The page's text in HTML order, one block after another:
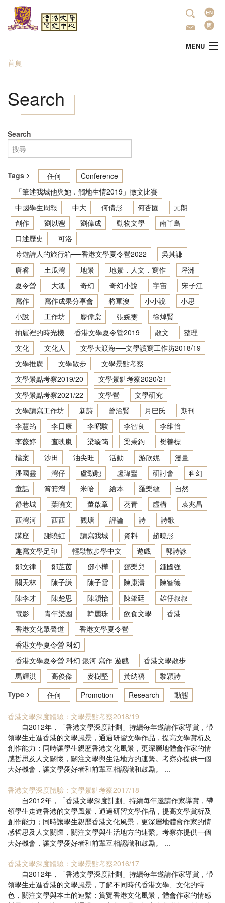
移至主內容
語
言
MENU
中心簡介
學術研究
文學推廣
出版
香港文學資料庫
相關連結
您在這裡
首頁
Search
Search
Tags - 任何 -
Conference
「筆述我城他與她．觸地生情2019」徵文比賽
中國學生周報
中大 何倩彤 何杏園
元朗
創作
劉以鬯 劉偉成 動物文學
南丫島
口述歷史
可洛
吟遊詩人的旅行箱──香港文學夏令營2022
吳其謙
唐睿
土瓜灣 地景 地景．人文．寫作
坪洲
夏令營
大澳 奇幻 奇幻小說 宇宙
宋子江
寫作
寫作成果分享會 將軍澳 小小說
小思
小說
工作坊 廖偉棠 張婉雯
徐焯賢
抽屜裡的時光機──香港文學夏令營2019
散文
整理
文化
文化人
文學大渡海──文學讀寫工作坊2018/19
文學推廣
文學散步
文學景點考察
文學景點考察2019/20
文學景點考察2020/21
文學景點考察2021/22
文學營
文學研究
文學讀寫工作坊
新詩 曾淦賢 月巴氏
期刊
李慧筠
李日康 李昭駿 李智良
李維怡
李薇婷
查映嵐 梁璇筠 梁秉鈞
樊善標
檔案
沙田 油尖旺 活動 游欣妮
漫畫
潘國靈
灣仔 盧勁馳 盧瑋鑾 研討會
科幻
童話
筲箕灣 米哈 繪本 羅樂敏
自然
舒巷城
葉曉文 董啟章 葵青 虛構
袁兆昌
西灣河
西西 觀塘 評論 詩
詩歌
講座
謝曉虹 讀寫我城 資料
趙曉彤
趣寫文學足印
輕鬆散步學中文 遊戲
郭詩詠
鄒文律
鄒芷茵 鄧小樺 鄧樂兒
鍾國強
關天林
陳子謙 陳子雲 陳康濤
陳智德
陳李才
陳楚思 陳穎怡 陳肇廷
雄仔叔叔
電影
青年樂園 韓麗珠 飲食文學
香港
香港文化眾聲道
香港文學夏令營
香港文學夏令營 科幻
香港文學夏令營 科幻 銀河 寫作 遊戲
香港文學散步
馬輝洪
高俊傑 麥樹堅 黃納禧
黎穎詩
Type
- 任何 - Promotion Research 動態
香港文學深度體驗：文學景點考察2018/19
自2012年，「香港文學深度計劃」持續每年邀請作家導賞，帶
領學生走進香港的文學風景，通過研習文學作品，提高文學賞析及
創作能力；同時讓學生親歷香港文化風景，更深層地體會作家的情
感哲思及人文關懷，關注文學與生活地方的連繫。考察亦提供一個
大好機會，讓文學愛好者和前輩互相認識和鼓勵。 ...
香港文學深度體驗：文學景點考察2017/18
自2012年，「香港文學深度計劃」持續每年邀請作家導賞，帶
領學生走進香港的文學風景，通過研習文學作品，提高文學賞析及
創作能力；同時讓學生親歷香港文化風景，更深層地體會作家的情
感哲思及人文關懷，關注文學與生活地方的連繫。考察亦提供一個
大好機會，讓文學愛好者和前輩互相認識和鼓勵。 ...
香港文學深度體驗：文學景點考察2016/17
自2012年，「香港文學深度計劃」持續每年邀請作家導賞，帶
領學生走進香港的文學風景，了解不同時代香港文學、文化的特
色，關注文學與本土的連繫；賞覽香港文化風景，體會作家的情感